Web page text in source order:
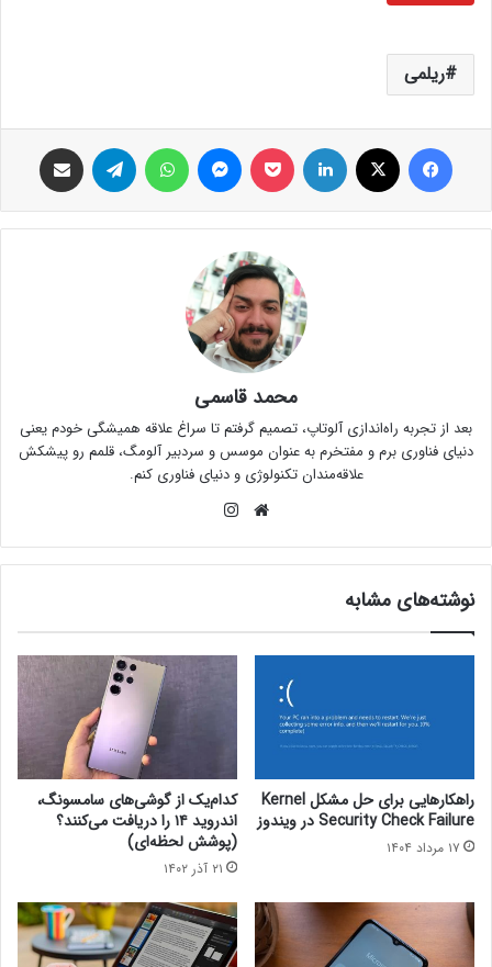
ریلمی
محمد قاسمی
بعد از تجربه راه‌اندازی آلوتاپ، تصمیم گرفتم تا سراغ علاقه همیشگی خودم یعنی
دنیای فناوری برم و مفتخرم به عنوان موسس و سردبیر آلومگ، قلمم رو پیشکش
علاقه‌مندان تکنولوژی و دنیای فناوری کنم.
وبس
ت گرام
نوشته‌های مشابه
راهکارهایی برای حل مشکل Kernel
Security Check Failure در ویندوز
۱۷ مرداد ۱۴۰۴
کدام‌یک از گوشی‌های سامسونگ،
اندروید ۱۴ را دریافت می‌کنند؟
(پوشش لحظه‌ای)
۲۱ آذر ۱۴۰۲